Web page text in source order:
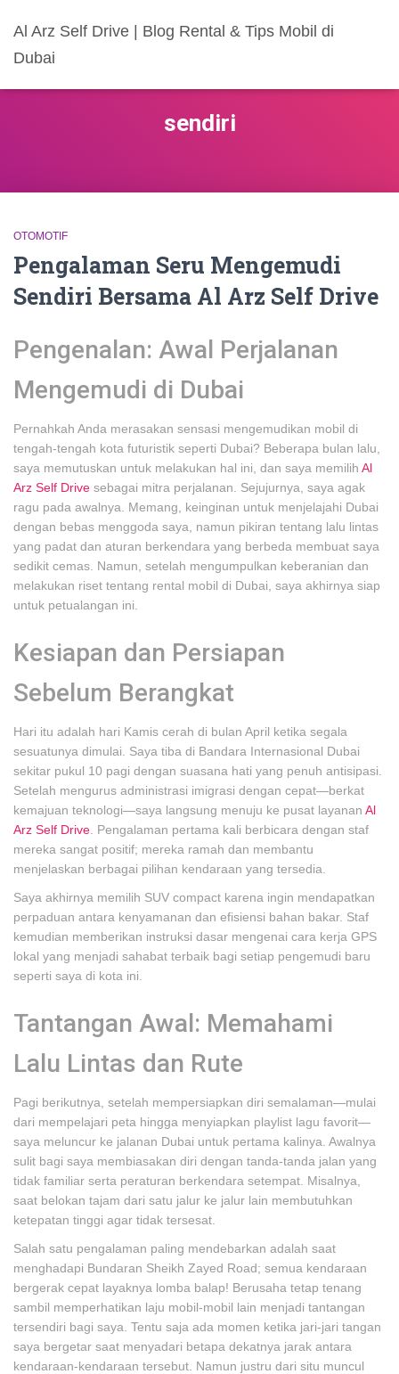
Al Arz Self Drive | Blog Rental & Tips Mobil di
Dubai
sendiri
OTOMOTIF
Pengalaman Seru Mengemudi
Sendiri Bersama Al Arz Self Drive
Pengenalan: Awal Perjalanan
Mengemudi di Dubai
Pernahkah Anda merasakan sensasi mengemudikan mobil di
tengah-tengah kota futuristik seperti Dubai? Beberapa bulan lalu,
saya memutuskan untuk melakukan hal ini, dan saya memilih Al
Arz Self Drive sebagai mitra perjalanan. Sejujurnya, saya agak
ragu pada awalnya. Memang, keinginan untuk menjelajahi Dubai
dengan bebas menggoda saya, namun pikiran tentang lalu lintas
yang padat dan aturan berkendara yang berbeda membuat saya
sedikit cemas. Namun, setelah mengumpulkan keberanian dan
melakukan riset tentang rental mobil di Dubai, saya akhirnya siap
untuk petualangan ini.
Kesiapan dan Persiapan
Sebelum Berangkat
Hari itu adalah hari Kamis cerah di bulan April ketika segala
sesuatunya dimulai. Saya tiba di Bandara Internasional Dubai
sekitar pukul 10 pagi dengan suasana hati yang penuh antisipasi.
Setelah mengurus administrasi imigrasi dengan cepat—berkat
kemajuan teknologi—saya langsung menuju ke pusat layanan Al
Arz Self Drive . Pengalaman pertama kali berbicara dengan staf
mereka sangat positif; mereka ramah dan membantu
menjelaskan berbagai pilihan kendaraan yang tersedia.
Saya akhirnya memilih SUV compact karena ingin mendapatkan
perpaduan antara kenyamanan dan efisiensi bahan bakar. Staf
kemudian memberikan instruksi dasar mengenai cara kerja GPS
lokal yang menjadi sahabat terbaik bagi setiap pengemudi baru
seperti saya di kota ini.
Tantangan Awal: Memahami
Lalu Lintas dan Rute
Pagi berikutnya, setelah mempersiapkan diri semalaman—mulai
dari mempelajari peta hingga menyiapkan playlist lagu favorit—
saya meluncur ke jalanan Dubai untuk pertama kalinya. Awalnya
sulit bagi saya membiasakan diri dengan tanda-tanda jalan yang
tidak familiar serta peraturan berkendara setempat. Misalnya,
saat belokan tajam dari satu jalur ke jalur lain membutuhkan
ketepatan tinggi agar tidak tersesat.
Salah satu pengalaman paling mendebarkan adalah saat
menghadapi Bundaran Sheikh Zayed Road; semua kendaraan
bergerak cepat layaknya lomba balap! Berusaha tetap tenang
sambil memperhatikan laju mobil-mobil lain menjadi tantangan
tersendiri bagi saya. Tentu saja ada momen ketika jari-jari tangan
saya bergetar saat menyadari betapa dekatnya jarak antara
kendaraan-kendaraan tersebut. Namun justru dari situ muncul